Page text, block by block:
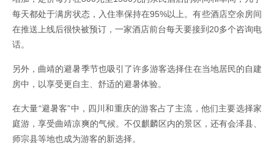
每天都处于满房状态，入住率保持在95%以上。有些酒店空余房间
在推送上线后很快被预订，一家酒店前台每天要接到20多个咨询电
话。
另外，曲靖的避暑季节也吸引了许多游客选择住在当地居民的自建
房中，以享受更自主、舒适的避暑体验。
在大量“避暑客”中，四川和重庆的游客占了主流，他们主要选择家
庭游，享受曲靖凉爽的气候。不仅麒麟区内的景区，还有会泽县、
师宗县等地也成为游客的新选择。